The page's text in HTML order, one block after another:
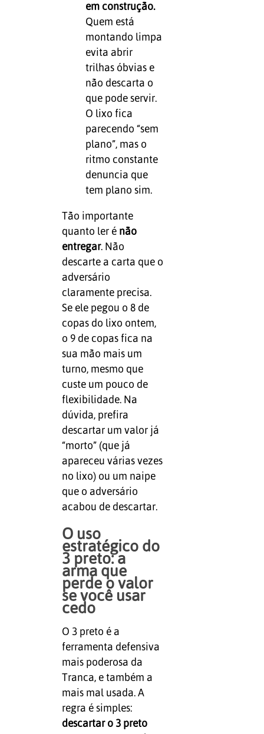
em construção.
Quem está
montando limpa
evita abrir
trilhas óbvias e
não descarta o
que pode servir.
O lixo fica
parecendo “sem
plano”, mas o
ritmo constante
denuncia que
tem plano sim.
Tão importante
quanto ler é não
entregar. Não
descarte a carta que o
adversário
claramente precisa.
Se ele pegou o 8 de
copas do lixo ontem,
o 9 de copas fica na
sua mão mais um
turno, mesmo que
custe um pouco de
flexibilidade. Na
dúvida, prefira
descartar um valor já
“morto” (que já
apareceu várias vezes
no lixo) ou um naipe
que o adversário
acabou de descartar.
O uso
estratégico do
3 preto: a
arma que
perde o valor
se você usar
cedo
O 3 preto é a
ferramenta defensiva
mais poderosa da
Tranca, e também a
mais mal usada. A
regra é simples:
descartar o 3 preto